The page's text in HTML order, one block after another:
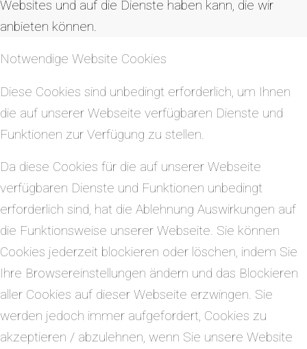
Websites und auf die Dienste haben kann, die wir
anbieten können.
Notwendige Website Cookies
Diese Cookies sind unbedingt erforderlich, um Ihnen
die auf unserer Webseite verfügbaren Dienste und
Funktionen zur Verfügung zu stellen.
Da diese Cookies für die auf unserer Webseite
verfügbaren Dienste und Funktionen unbedingt
erforderlich sind, hat die Ablehnung Auswirkungen auf
die Funktionsweise unserer Webseite. Sie können
Cookies jederzeit blockieren oder löschen, indem Sie
Ihre Browsereinstellungen ändern und das Blockieren
aller Cookies auf dieser Webseite erzwingen. Sie
werden jedoch immer aufgefordert, Cookies zu
akzeptieren / abzulehnen, wenn Sie unsere Website